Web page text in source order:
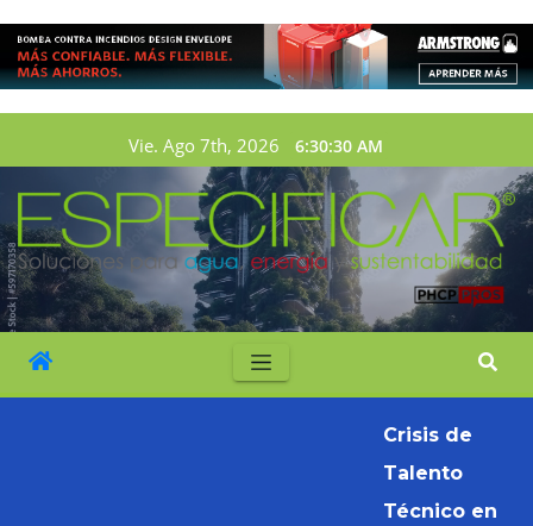
Vie. Ago 7th, 2026 6:30:31 AM
Crisis de
Talento
Técnico en